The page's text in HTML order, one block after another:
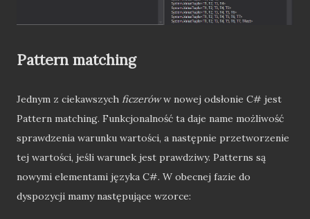
Pattern matching
Jednym z ciekawszych ficzeróww nowej odsłonie C# jest
Pattern matching. Funkcjonalność ta daje name możliwość
sprawdzenia warunku wartości, a następnie przetworzenie
tej wartości, jeśli warunek jest prawdziwy. Patterns są
nowymi elementami języka C#. W obecnej fazie do
dyspozycji mamy następujące wzorce: